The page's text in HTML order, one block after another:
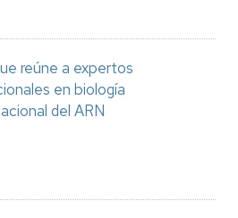
reúne a expertos
en biología
del ARN